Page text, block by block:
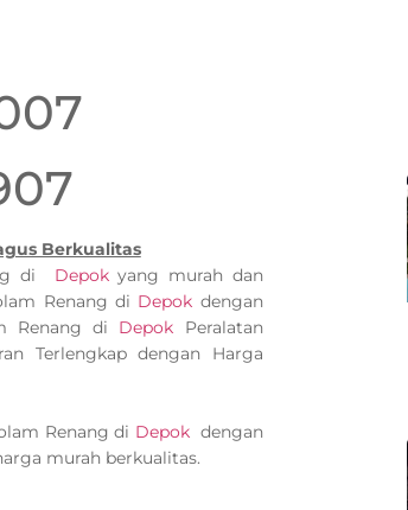
Berkualitas
di Depokyang murah dan
Renang di Depok dengan
Renang di Depok Peralatan
Terlengkap dengan Harga
Renang di Depok dengan
murah berkualitas.